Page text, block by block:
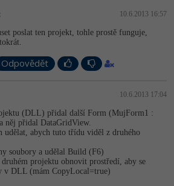
10.6.2013 16:57
poslat ten projekt, tohle prostě funguje,
Odpovědět
10.6.2013 17:04
(DLL) přidal další Form (MujForm1 :
něj přidal DataGridView.
udělat, abych tuto třídu viděl z druhého
soubory a udělal Build (F6)
druhém projektu obnovit prostředí, aby se
v DLL (mám CopyLocal=true)